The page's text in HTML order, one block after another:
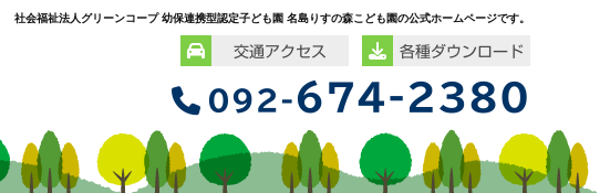
社会福祉法人グリーンコープ 幼保連携型認定子ども園 名島りすの森こども園の公式ホームページです。
交通アクセス 各種ダウンロード
092-674-2380